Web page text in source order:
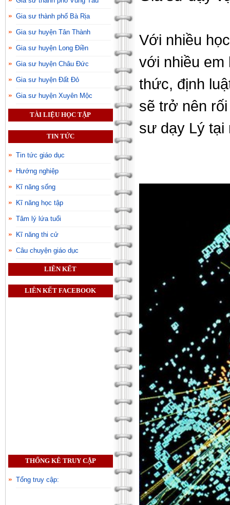
Gia sư thành phố Bà Rịa
Gia sư huyện Tân Thành
Gia sư huyện Long Điền
Gia sư huyện Châu Đức
Gia sư huyện Đất Đỏ
Gia sư huyện Xuyên Mộc
TÀI LIỆU HỌC TẬP
TIN TỨC
Tin tức giáo dục
Hướng nghiệp
Kĩ năng sống
Kĩ năng học tập
Tâm lý lứa tuổi
Kĩ năng thi cử
Câu chuyện giáo dục
LIÊN KẾT
LIÊN KẾT FACEBOOK
THỐNG KÊ TRUY CẬP
Tổng truy cập:
Với nhiều
với nhiều em
thức, định
sẽ trở nên
sư dạy Lý tại